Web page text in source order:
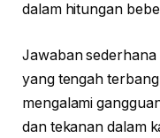
dalam hitungan
Jawaban
yang tengah
mengalami
dan tekanan dalam